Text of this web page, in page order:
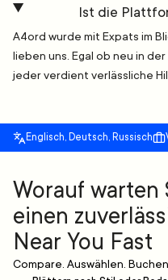
Ist die
A4ord wurde mit Expats im
lieben uns. Egal ob neu in
jeder verdient verlässliche
Englisch, Deutsch, Russisch
Worauf warten
einen
Near You Fast
Compare. Auswählen.